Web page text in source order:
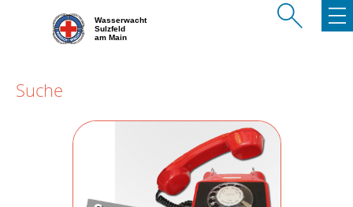
Wasserwacht
Sulzfeld
am Main
Suche